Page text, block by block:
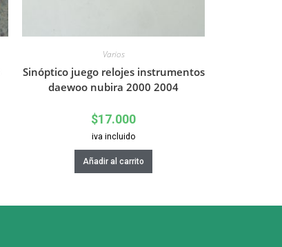
Varios
Sinóptico juego relojes instrumentos
daewoo nubira 2000 2004
$17.000
iva incluido
Añadir al carrito